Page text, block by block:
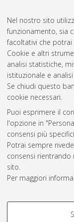
Nel nostro sito
funzionamento, sia
facoltativi che
Cookie e altri
analisi statistiche,
istituzionale e
Se chiudi questo
cookie necessari.
Puoi esprimere il
l'opzione in
consensi più
Potrai sempre
consensi rientrando
sito.
Per maggiori
COOKIE DI
Atom
Rss 1.0
Rss 2.0
ISSN: 2038-7946
Impostazioni
Informativa